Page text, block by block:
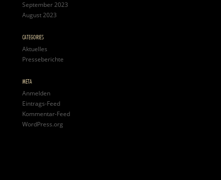
September 2023
August 2023
CATEGORIES
Aktuelles
Presseberichte
META
Anmelden
Eintrags-Feed
Kommentar-Feed
WordPress.org